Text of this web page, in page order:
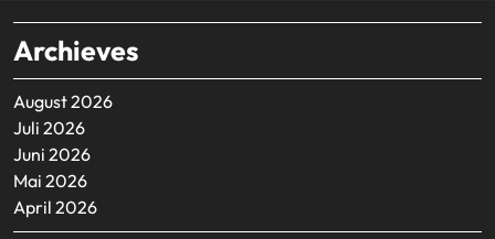
Archieves
August 2026
Juli 2026
Juni 2026
Mai 2026
April 2026